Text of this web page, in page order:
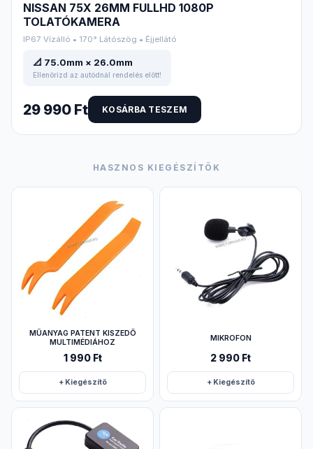
NISSAN 75X 26MM FULLHD 1080P
TOLATÓKAMERA
IP67 Vízálló • 170° Látószög • Éjjellátó
📐 75.0mm × 26.0mm
Ellenőrizd az autódnál rendelés előtt!
29 990 Ft KOSÁRBA TESZEM
HASZNOS KIEGÉSZÍTŐK
MŰANYAG PATENT KISZEDŐ
MULTIMÉDIÁHOZ
1 990 Ft
+ Kiegészítő
MIKROFON
2 990 Ft
+ Kiegészítő